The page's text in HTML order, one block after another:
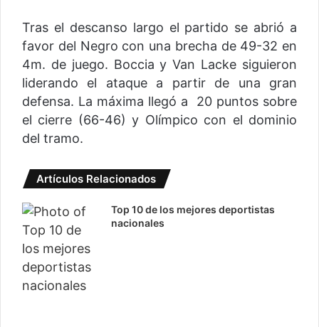
Tras el descanso largo el partido se abrió a
favor del Negro con una brecha de 49-32 en
4m. de juego. Boccia y Van Lacke siguieron
liderando el ataque a partir de una gran
defensa. La máxima llegó a 20 puntos sobre
el cierre (66-46) y Olímpico con el dominio
del tramo.
Artículos Relacionados
Top 10 de los mejores deportistas
nacionales